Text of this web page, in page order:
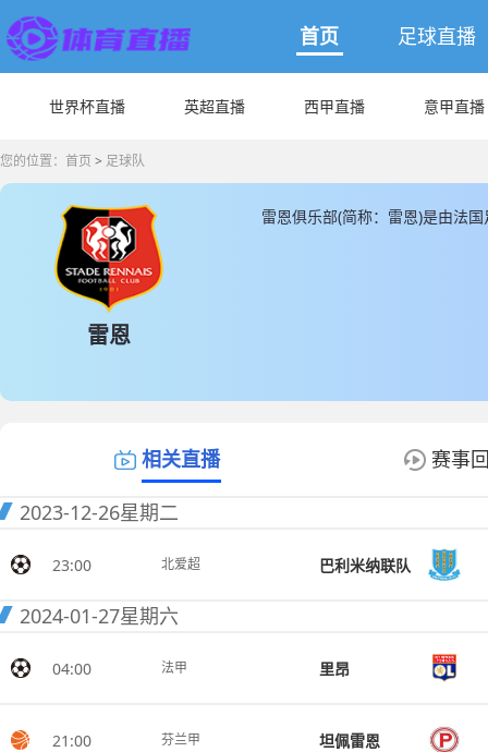
首页 足球直播
世界杯直播 英超直播 西甲直播 意甲直播
您的位置： 首页 > 足球队
雷恩
雷恩俱乐部(简称：雷恩)是由法
相关直播 赛事
2023-12-26星期二
23:00 北爱超 巴利米纳联队
2024-01-27星期六
04:00 法甲 里昂
21:00 芬兰甲 坦佩雷恩